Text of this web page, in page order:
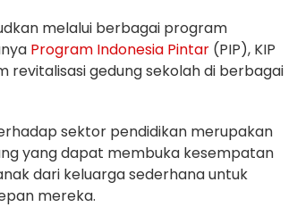
melalui berbagai program
Program Indonesia Pintar (PIP), KIP
revitalisasi gedung sekolah di berbagai
sektor pendidikan merupakan
yang dapat membuka kesempatan
dari keluarga sederhana untuk
mereka.